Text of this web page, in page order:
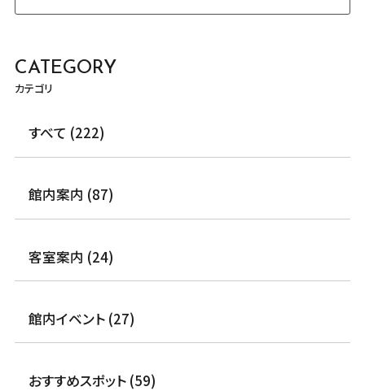
CATEGORY
カテゴリ
すべて (222)
館内案内 (87)
客室案内 (24)
館内イベント (27)
おすすめスポット (59)